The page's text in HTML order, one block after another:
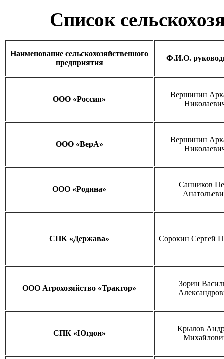
Список
Наименование сельскохозяйственного
предприятия
Ф.И.О.
ООО «Россия»
Вершинин
ООО «ВерА»
Вершинин
ООО «Родина»
Санников
СПК «Держава» Сорокин Сергей
ООО Агрохозяйство «Трактор»
Зорин
СПК «Югдон»
Крылов